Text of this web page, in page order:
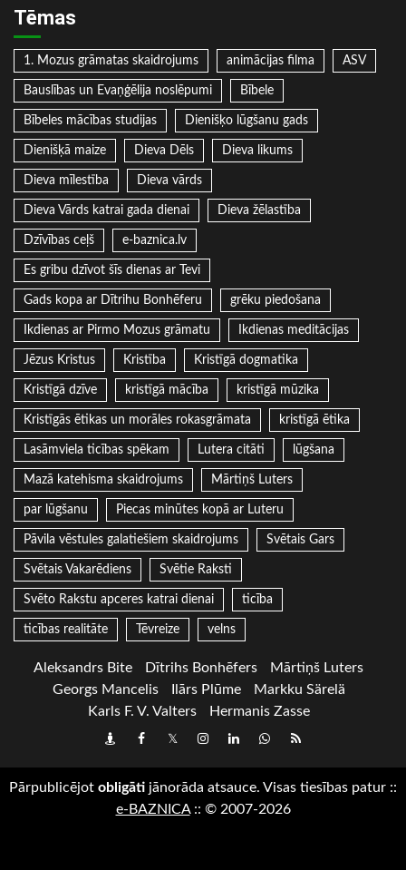
Tēmas
1. Mozus grāmatas skaidrojums animācijas filma ASV
Bauslības un Evaņģēlija noslēpumi Bībele
Bībeles mācības studijas Dienišķo lūgšanu gads
Dienišķā maize Dieva Dēls Dieva likums
Dieva mīlestība Dieva vārds
Dieva Vārds katrai gada dienai Dieva žēlastība
Dzīvības ceļš e-baznica.lv
Es gribu dzīvot šīs dienas ar Tevi
Gads kopa ar Dītrihu Bonhēferu grēku piedošana
Ikdienas ar Pirmo Mozus grāmatu Ikdienas meditācijas
Jēzus Kristus Kristība Kristīgā dogmatika
Kristīgā dzīve kristīgā mācība kristīgā mūzika
Kristīgās ētikas un morāles rokasgrāmata kristīgā ētika
Lasāmviela ticības spēkam Lutera citāti lūgšana
Mazā katehisma skaidrojums Mārtiņš Luters
par lūgšanu Piecas minūtes kopā ar Luteru
Pāvila vēstules galatiešiem skaidrojums Svētais Gars
Svētais Vakarēdiens Svētie Raksti
Svēto Rakstu apceres katrai dienai ticība
ticības realitāte Tēvreize velns
Aleksandrs Bite Dītrihs Bonhēfers
Mārtiņš Luters
Georgs Mancelis
Ilārs Plūme
Markku Särelä
Karls F. V. Valters
Hermanis Zasse
DraugiemFacebook
TwitterInstagram
LinkedInwhatsapp
RSS
Pārpublicējot obligāti jānorāda atsauce. Visas tiesības patur ::
e-BAZNICA:: © 2007-2026